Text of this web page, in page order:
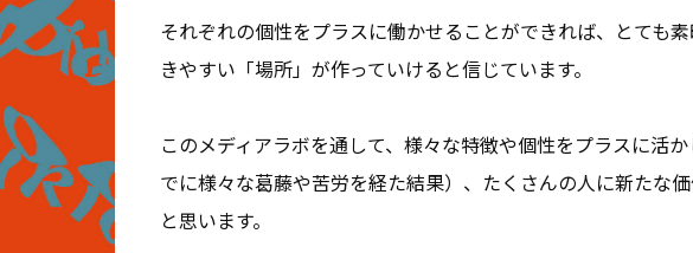
それぞれの個性をプラスに働かせることができれば、とても
きやすい「場所」が作っていけると信じています。
このメディアラボを通して、様々な特徴や個性をプラスに活
でに様々な葛藤や苦労を経た結果）、たくさんの人に新たな
と思います。